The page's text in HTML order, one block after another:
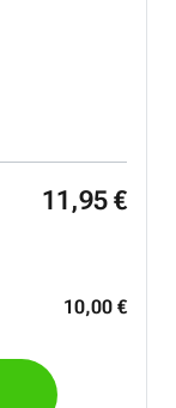
11 ,95 €
10,00 €